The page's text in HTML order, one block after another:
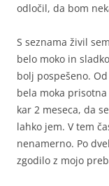
odločil, da bom
S seznama živil
belo moko in
bolj pospešeno.
bela moka
kar 2 meseca, da
lahko jem. V tem
nenamerno. Po
zgodilo z mojo